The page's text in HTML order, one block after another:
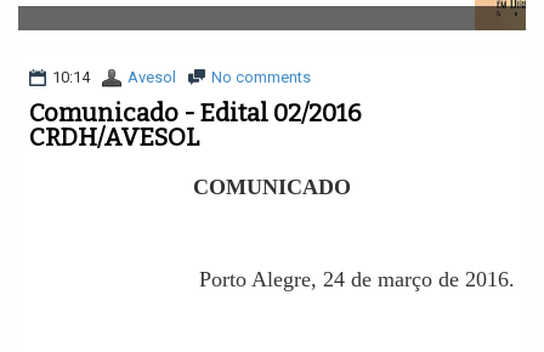
v
i
a
10:14 Avesol No comments
Comunicado - Edital 02/2016
CRDH/AVESOL
COMUNICADO
Porto Alegre, 24 de março de 2016.